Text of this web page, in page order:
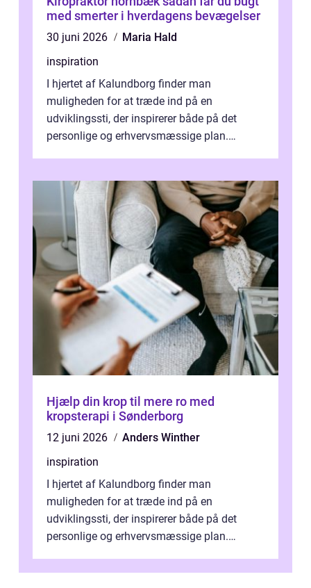
med smerter i hverdagens bevægelser
30 juni 2026
Maria Hald
inspiration
I hjertet af Kalundborg finder man
muligheden for at træde ind på en
udviklingssti, der inspirerer både på det
personlige og erhvervsmæssige plan.
Hjælp din krop til mere ro med
kropsterapi i Sønderborg
12 juni 2026
Anders Winther
inspiration
I hjertet af Kalundborg finder man
muligheden for at træde ind på en
udviklingssti, der inspirerer både på det
personlige og erhvervsmæssige plan.
indebærer...